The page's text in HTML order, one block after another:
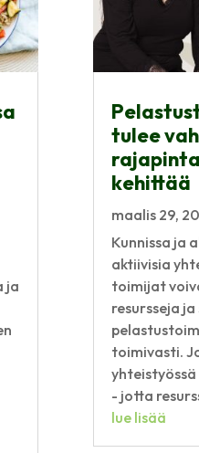
ja
tulee
kehittää
maalis 29,
Kunnissa ja
aktiivisia
toimijat
resursseja
toimivasti.
yhteistyössä
- jotta
lue lisää